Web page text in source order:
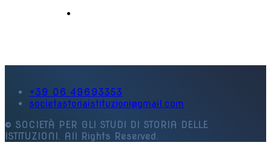
+39 06 49693353
societastoriaistituzioni@gmail.com
© SOCIETÀ PER GLI STUDI DI STORIA DELLE
ISTITUZIONI. All Rights Reserved.